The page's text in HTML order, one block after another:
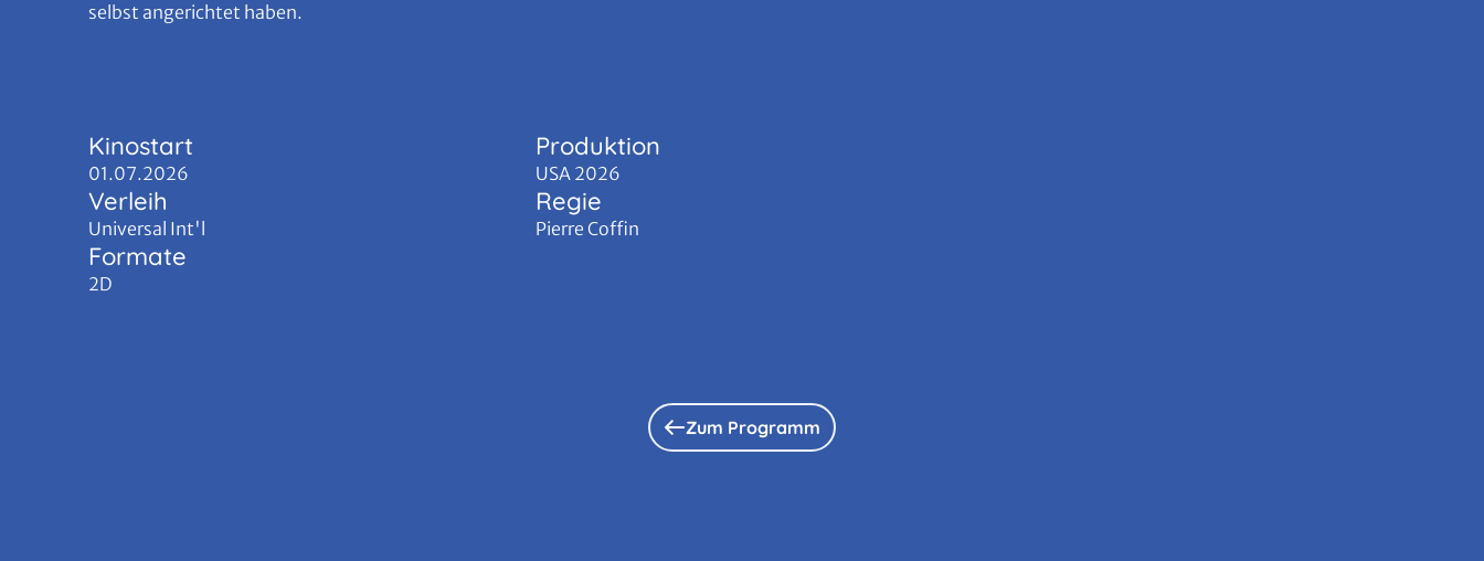
selbst angerichtet haben.
Kinostart
01.07.2026
Produktion
USA 2026
Verleih
Universal Int'l
Regie
Pierre Coffin
Formate
2D
Zum Programm